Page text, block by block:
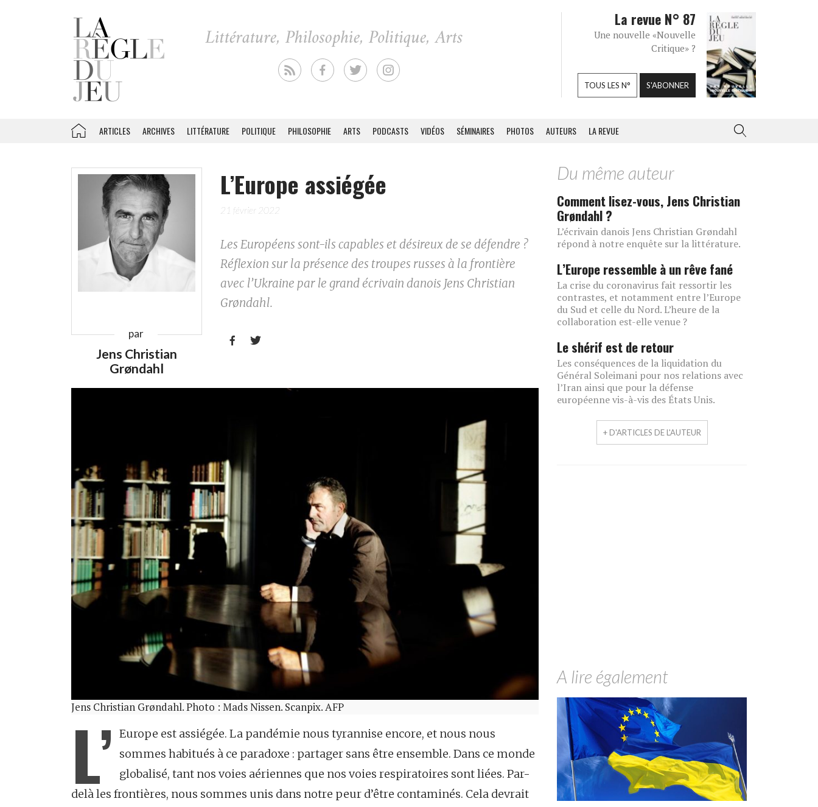
La revue N° 87
Une nouvelle «Nouvelle
Critique» ?
TOUS LES N° S'ABONNER
ARTICLES ARCHIVES LITTÉRATURE POLITIQUE PHILOSOPHIE ARTS PODCASTS VIDÉOS SÉMINAIRES PHOTOS AUTEURS LA REVUE
par
Jens Christian
Grøndahl
L’Europe assiégée
21 février 2022
Les Européens sont-ils capables et désireux de se défendre ?
Réflexion sur la présence des troupes russes à la frontière
avec l’Ukraine par le grand écrivain danois Jens Christian
Grøndahl.
 
Jens Christian Grøndahl. Photo : Mads Nissen. Scanpix. AFP
L’
Europe est assiégée. La pandémie nous tyrannise encore, et nous nous
sommes habitués à ce paradoxe : partager sans être ensemble. Dans ce monde
globalisé, tant nos voies aériennes que nos voies respiratoires sont liées. Par-
delà les frontières, nous sommes unis dans notre peur d’être contaminés. Cela devrait
Du même auteur
Comment lisez-vous, Jens Christian
Grøndahl ?
L’écrivain danois Jens Christian Grøndahl
répond à notre enquête sur la littérature.
L’Europe ressemble à un rêve fané
La crise du coronavirus fait ressortir les
contrastes, et notamment entre l’Europe
du Sud et celle du Nord. L’heure de la
collaboration est-elle venue ?
Le shérif est de retour
Les conséquences de la liquidation du
Général Soleimani pour nos relations avec
l’Iran ainsi que pour la défense
européenne vis-à-vis des États Unis.
+ D'ARTICLES DE L'AUTEUR
A lire également